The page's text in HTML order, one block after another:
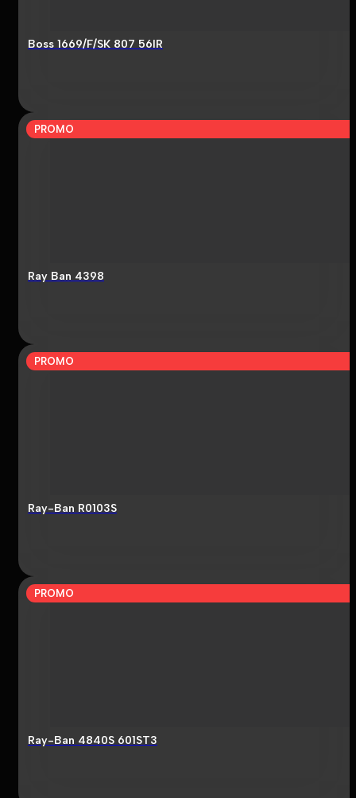
Boss 1669/F/SK 807 56IR
PROMO
Ray Ban 4398
PROMO
Ray-Ban R0103S
PROMO
Ray-Ban 4840S 601ST3